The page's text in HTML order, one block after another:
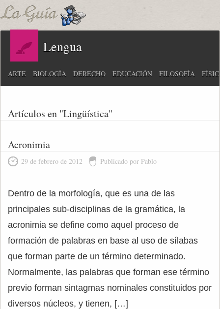
Lengua
ARTE BIOLOGÍA DERECHO EDUCACIÓN FILOSOFÍA
Artículos en "Lingüística"
Acronimia
29 de febrero de 2012 Publicado por Pablo
Dentro de la morfología, que es una de las
principales sub-disciplinas de la gramática, la
acronimia se define como aquel proceso de
formación de palabras en base al uso de sílabas
que forman parte de un término determinado.
Normalmente, las palabras que forman ese término
previo forman sintagmas nominales constituidos por
diversos núcleos, y tienen, […]